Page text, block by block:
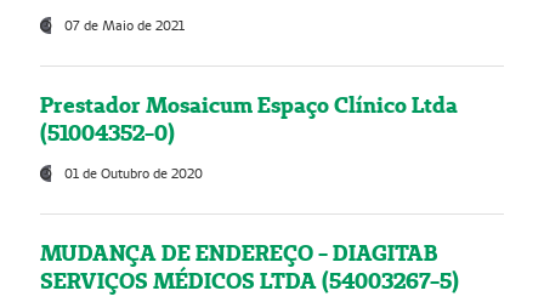
07 de Maio de 2021
Prestador Mosaicum Espaço Clínico Ltda
(51004352-0)
01 de Outubro de 2020
MUDANÇA DE ENDEREÇO - DIAGITAB
SERVIÇOS MÉDICOS LTDA (54003267-5)